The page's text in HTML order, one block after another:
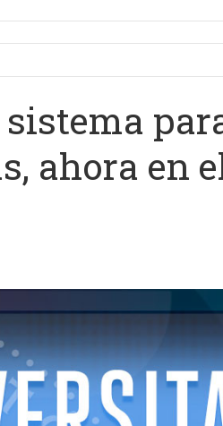
ahora en